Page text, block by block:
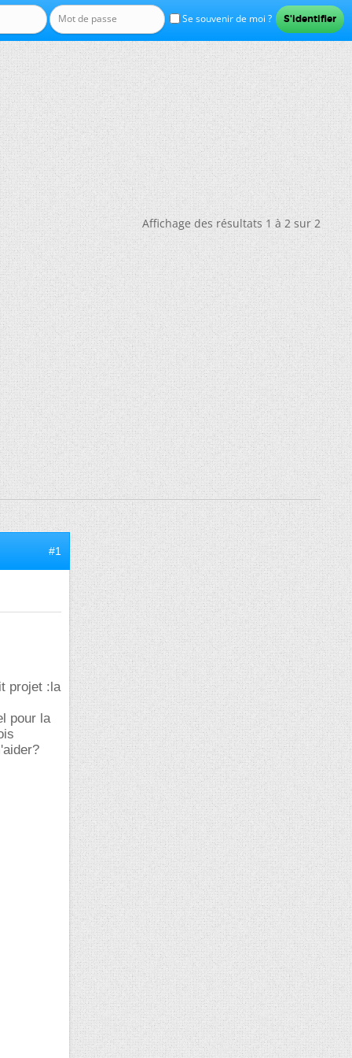
Se souvenir de moi ?
Affichage des résultats 1 à 2 sur 2
#1
projet :la
pour la